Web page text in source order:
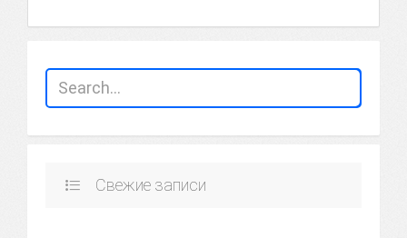
Свежие записи